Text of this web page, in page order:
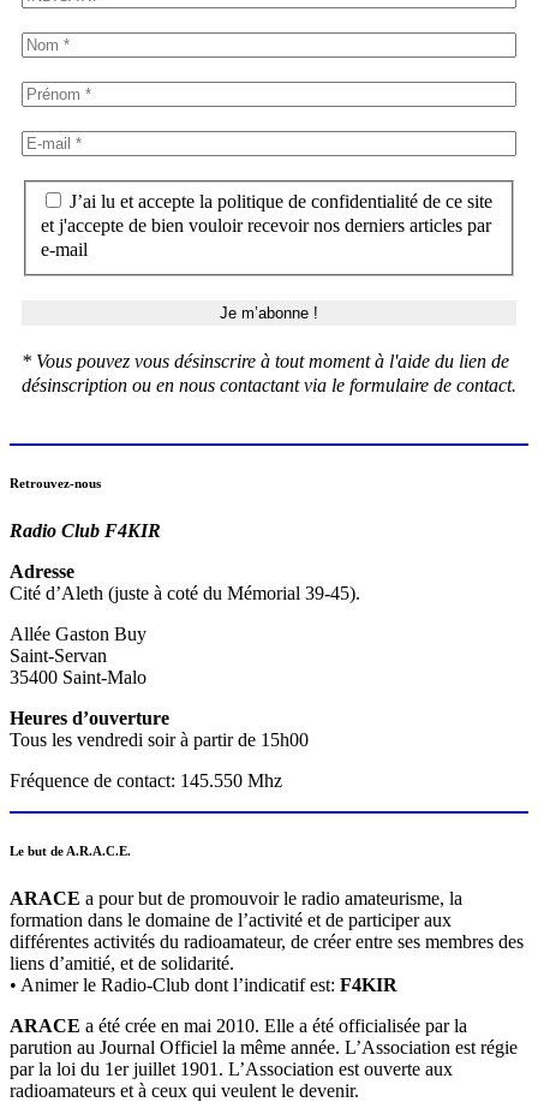
J’ai lu et accepte la politique de confidentialité de ce site
et j'accepte de bien vouloir recevoir nos derniers articles par
e-mail
* Vous pouvez vous désinscrire à tout moment à l'aide du lien de
désinscription ou en nous contactant via le formulaire de contact.
Retrouvez-nous
Radio Club F4KIR
Adresse
Cité d’Aleth (juste à coté du Mémorial 39-45).
Allée Gaston Buy
Saint-Servan
35400 Saint-Malo
Heures d’ouverture
Tous les vendredi soir à partir de 15h00
Fréquence de contact: 145.550 Mhz
Le but de A.R.A.C.E.
ARACE a pour but de promouvoir le radio amateurisme, la
formation dans le domaine de l’activité et de participer aux
différentes activités du radioamateur, de créer entre ses membres des
liens d’amitié, et de solidarité.
• Animer le Radio-Club dont l’indicatif est: F4KIR
ARACE a été crée en mai 2010. Elle a été officialisée par la
parution au Journal Officiel la même année. L’Association est régie
par la loi du 1er juillet 1901. L’Association est ouverte aux
radioamateurs et à ceux qui veulent le devenir.